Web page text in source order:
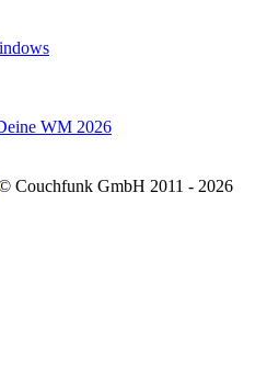
WM 2026
Couchfunk GmbH 2011 - 2026